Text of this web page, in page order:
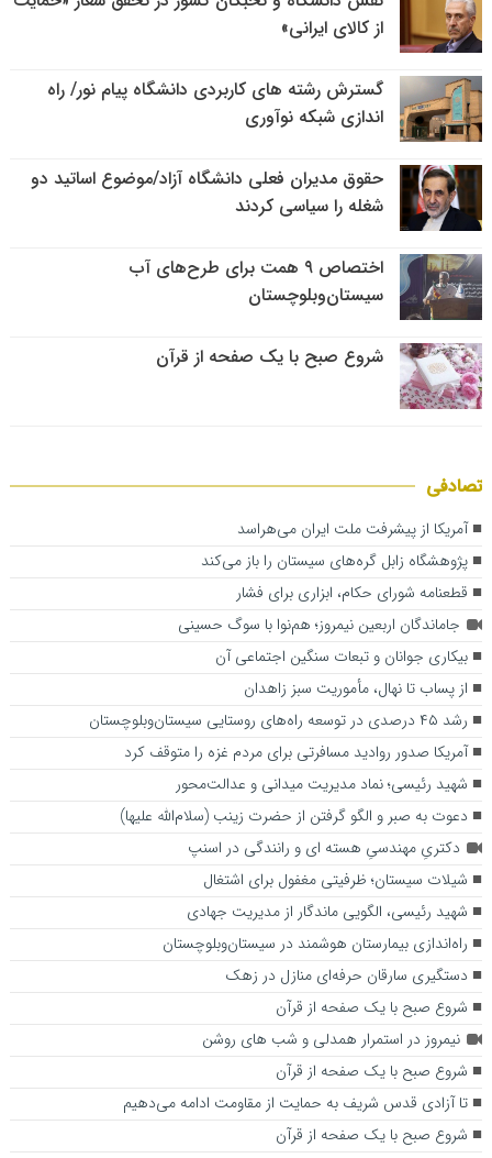
از کالای ایرانی»
گسترش رشته های کاربردی دانشگاه پیام نور/ راه
اندازی شبکه نوآوری
حقوق مدیران فعلی دانشگاه آزاد/موضوع اساتید دو
شغله را سیاسی کردند
اختصاص ۹ همت برای طرح‌های آب
سیستان‌وبلوچستان
شروع صبح با یک صفحه از قرآن
تصادفی
آمریکا از پیشرفت ملت ایران می‌هراسد
پژوهشگاه زابل گره‌های سیستان را باز می‌کند
قطعنامه شورای حکام، ابزاری برای فشار
جاماندگان اربعین نیمروز؛ هم‌نوا با سوگ حسینی
بیکاری جوانان و تبعات سنگین اجتماعی آن
از پساب تا نهال، مأموریت سبز زاهدان
رشد ۴۵ درصدی در توسعه راه‌های روستایی سیستان‌وبلوچستان
آمریکا صدور روادید مسافرتی برای مردم غزه را متوقف کرد
شهید رئیسی؛ نماد مدیریت میدانی و عدالت‌محور
دعوت به صبر و الگو گرفتن از حضرت زینب (سلام‌الله علیها)
دکتریِ مهندسیِ هسته ای و رانندگی در اسنپ
شیلات سیستان؛ ظرفیتی مغفول برای اشتغال
شهید رئیسی، الگویی ماندگار از مدیریت جهادی
راه‌اندازی بیمارستان هوشمند در سیستان‌و‌بلوچستان
دستگیری سارقان حرفه‌ای منازل در زهک
شروع صبح با یک صفحه از قرآن
نیمروز در استمرار همدلی و شب های روشن
شروع صبح با یک صفحه از قرآن
تا آزادی قدس شریف به حمایت از مقاومت ادامه می‌دهیم
شروع صبح با یک صفحه از قرآن